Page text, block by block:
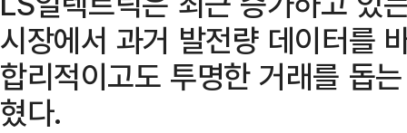
시장에서 과거 발전량 데이터를
합리적이고도 투명한 거래를 돕
혔다.